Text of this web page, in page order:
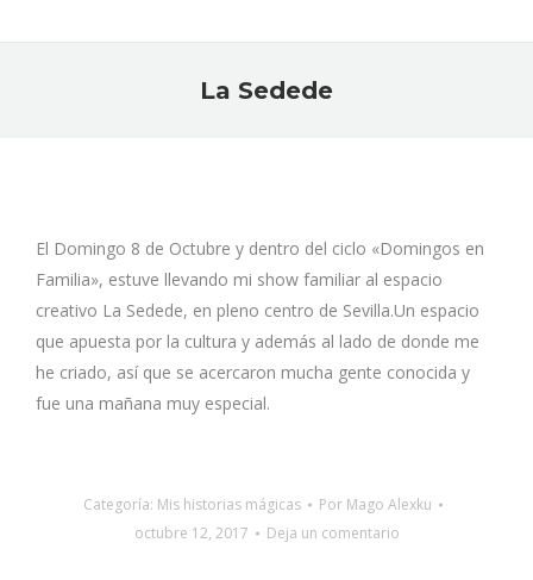
La Sedede
El Domingo 8 de Octubre y dentro del ciclo «Domingos en
Familia», estuve llevando mi show familiar al espacio
creativo La Sedede, en pleno centro de Sevilla.Un espacio
que apuesta por la cultura y además al lado de donde me
he criado, así que se acercaron mucha gente conocida y
fue una mañana muy especial.
Categoría: Mis historias mágicas Por Mago Alexku
octubre 12, 2017
Deja un comentario